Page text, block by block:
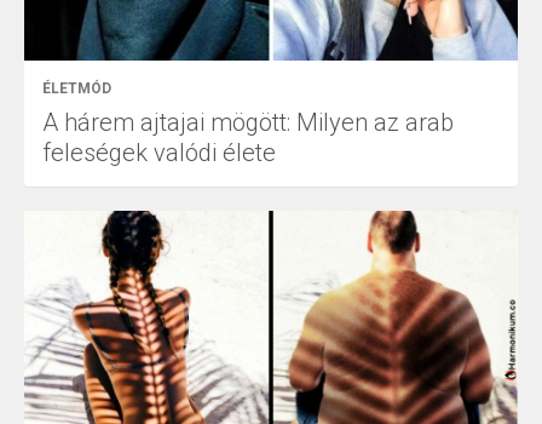
ÉLETMÓD
A hárem ajtajai mögött: Milyen az arab
feleségek valódi élete